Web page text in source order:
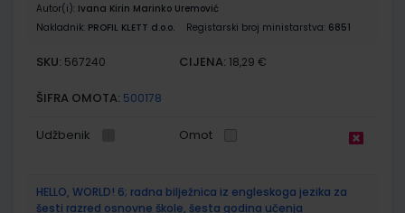
Autor(i): Ivana Kirin Marinko Uremović
Nakladnik: PROFIL KLETT d.o.o. Registarski broj ministarstva: 6851
SKU: 567240 CIJENA: 18,29 €
ŠIFRA OMOTA: 500178
Udžbenik Omot
HELLO, WORLD! 6; radna bilježnica iz engleskoga jezika za
šesti razred osnovne škole, šesta godina učenja